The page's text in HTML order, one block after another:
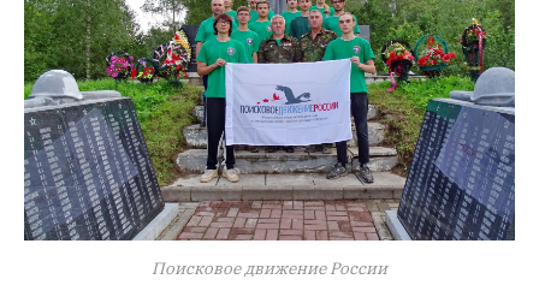
Поисковое движение России